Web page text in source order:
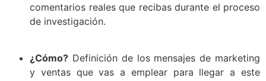
comentarios reales que recibas durante el proceso
de investigación.
¿Cómo? Definición de los mensajes de marketing
y ventas que vas a emplear para llegar a este